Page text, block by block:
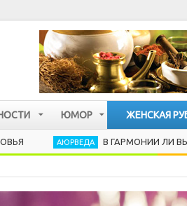
ЮМОР
ЖЕНСКАЯ
АЮРВЕДА В ГАРМОНИИ ЛИ ВЫ С